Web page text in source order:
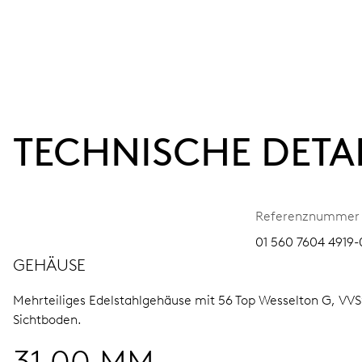
TECHNISCHE
Referenznummer
01 560 7604
GEHÄUSE
Mehrteiliges Edelstahlgehäuse mit 56 Top Wesselton G,
Sichtboden.